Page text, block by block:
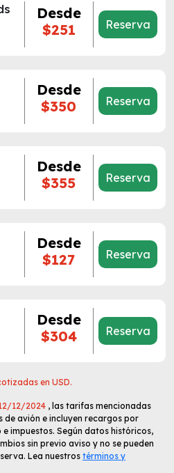
Desde
$251
Reserva
Desde
$350
Reserva
Desde
$355
Reserva
Desde
$127
Reserva
Desde
$304
Reserva
en USD.
12/2024 , las tarifas mencionadas
avión e incluyen recargos por
impuestos. Según datos históricos,
sin previo aviso y no se pueden
Lea nuestros términos y